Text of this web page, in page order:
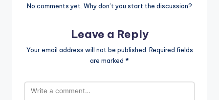
No comments yet. Why don’t you start the discussion?
Leave a Reply
Your email address will not be published. Required fields
are marked *